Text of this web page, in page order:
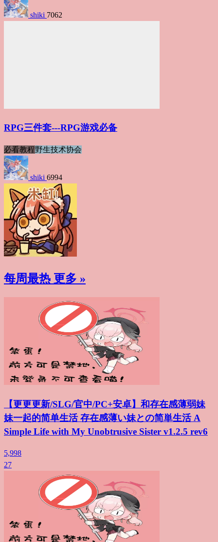
shiki 7062
RPG三件套---RPG游戏必备
必看教程野生技术协会
shiki 6994
每周最热 更多 »
【更更更新/SLG/官中/PC+安卓】和存在感薄弱妹
妹一起的简单生活 存在感薄い妹との简単生活 A
Simple Life with My Unobtrusive Sister v1.2.5 rev6
5,998
27